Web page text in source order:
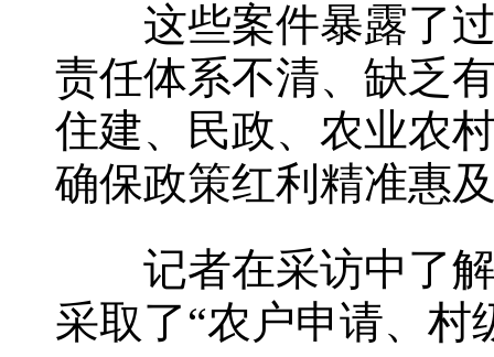
这些案件暴露了过
责任体系不清、缺乏
住建、民政、农业农
确保政策红利精准惠
记者在采访中了解
采取了“农户申请、村